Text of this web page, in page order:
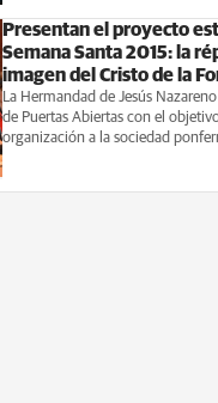
Presentan el proyecto
Semana Santa 2015: la
imagen del Cristo de la
La Hermandad de Jesús
de Puertas Abiertas con el
organización a la sociedad